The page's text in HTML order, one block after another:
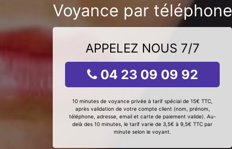
Voyance par téléphone
APPELEZ NOUS 7/7
04 23 09 09 92
10 minutes de voyance privée à tarif spécial de 15€ TTC,
après validation de votre compte client (nom, prénom,
téléphone, adresse, email et carte de paiement valide). Au-
delà des 10 minutes, le tarif varie de 3,5€ à 9,5€ TTC par
minute selon le voyant.